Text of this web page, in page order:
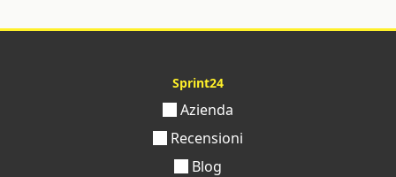
Sprint24
Azienda
Recensioni
Blog